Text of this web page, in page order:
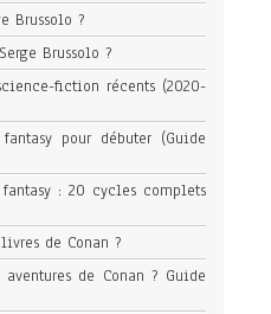
Brussolo ?
Brussolo ?
fiction récents (2020-
pour débuter (Guide
: 20 cycles complets
de Conan ?
de Conan ? Guide